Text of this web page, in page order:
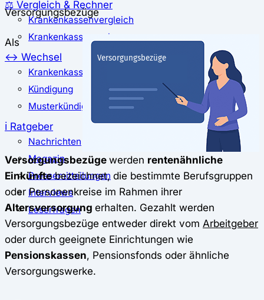
⚖️ Vergleich & Rechner
Krankenkassenvergleich
Krankenkassenrechner
↔ Wechsel
Krankenkassenwechsel
Kündigung
Musterkündigung
ℹ Ratgeber
Nachrichten
Magazin
Pressemitteilungen
Interviews
Leserfragen
Versorgungsbezüge
Als
Versorgungsbezügewerden rentenähnliche
Einkünftebezeichnet, die bestimmte Berufsgruppen
oder Personenkreise im Rahmen ihrer
Altersversorgung erhalten. Gezahlt werden
Versorgungsbezüge entweder direkt vom Arbeitgeber
oder durch geeignete Einrichtungen wie
Pensionskassen, Pensionsfonds oder ähnliche
Versorgungswerke.